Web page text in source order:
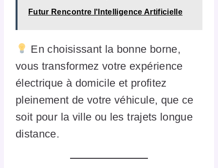
Futur Rencontre l'Intelligence Artificielle
En choisissant la bonne borne,
vous transformez votre expérience
électrique à domicile et profitez
pleinement de votre véhicule, que ce
soit pour la ville ou les trajets longue
distance.